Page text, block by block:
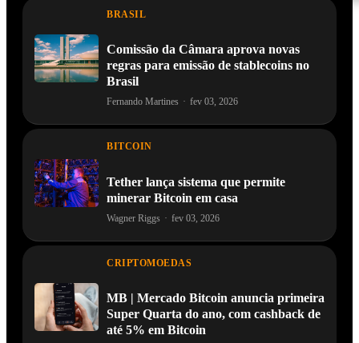
BRASIL
Comissão da Câmara aprova novas
regras para emissão de stablecoins no
Brasil
Fernando Martines · fev 03, 2026
BITCOIN
Tether lança sistema que permite
minerar Bitcoin em casa
Wagner Riggs · fev 03, 2026
CRIPTOMOEDAS
MB | Mercado Bitcoin anuncia primeira
Super Quarta do ano, com cashback de
até 5% em Bitcoin